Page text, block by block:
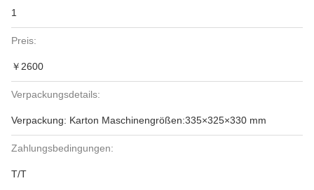
1
Preis:
￥2600
Verpackungsdetails:
Verpackung: Karton Maschinengrößen:335×325×330 mm
Zahlungsbedingungen:
T/T